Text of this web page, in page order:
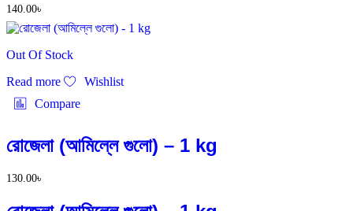
140.00৳
Out Of Stock
Read more
Wishlist
Compare
রোজেলা (আমিল্লে গুলো) – 1 kg
130.00৳